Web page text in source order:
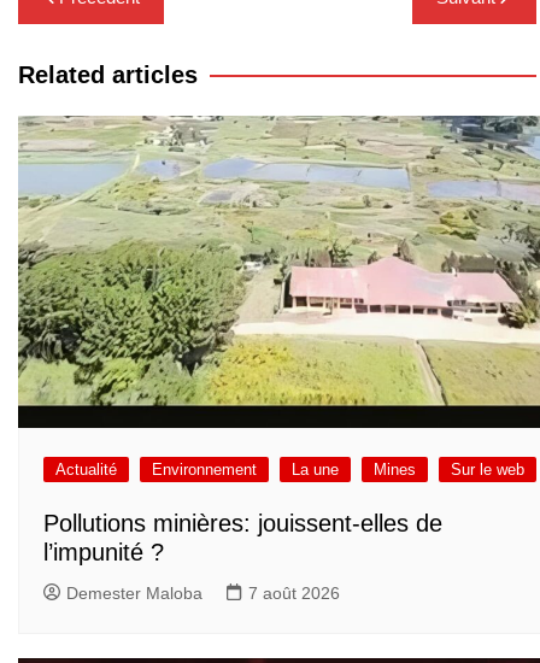
de
l’article
Related articles
Actualité Environnement La une Mines Sur le web
Pollutions minières: jouissent-elles de
l’impunité ?
Demester Maloba 7 août 2026